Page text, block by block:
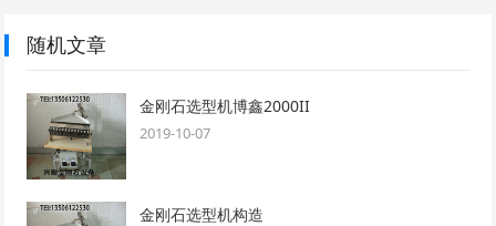
随机文章
金刚石选型机博鑫2000II
2019-10-07
金刚石选型机构造